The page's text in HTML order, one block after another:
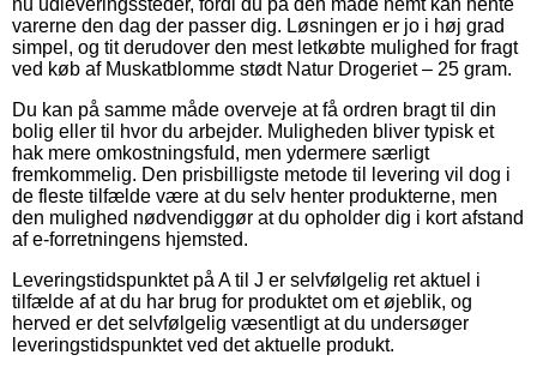
varerne den dag der passer dig. Løsningen er jo i høj grad
simpel, og tit derudover den mest letkøbte mulighed for fragt
ved køb af Muskatblomme stødt Natur Drogeriet – 25 gram.
Du kan på samme måde overveje at få ordren bragt til din
bolig eller til hvor du arbejder. Muligheden bliver typisk et
hak mere omkostningsfuld, men ydermere særligt
fremkommelig. Den prisbilligste metode til levering vil dog i
de fleste tilfælde være at du selv henter produkterne, men
den mulighed nødvendiggør at du opholder dig i kort afstand
af e-forretningens hjemsted.
Leveringstidspunktet på A til J er selvfølgelig ret aktuel i
tilfælde af at du har brug for produktet om et øjeblik, og
herved er det selvfølgelig væsentligt at du undersøger
leveringstidspunktet ved det aktuelle produkt.